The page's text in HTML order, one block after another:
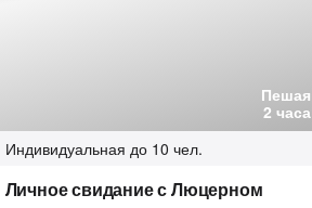
Пешая
2 часа
Индивидуальная до 10 чел.
Личное свидание с Люцерном